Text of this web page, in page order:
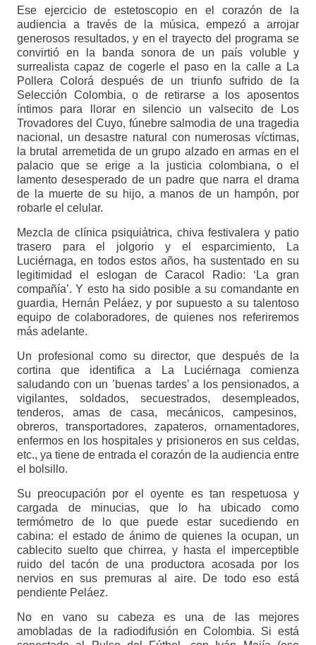
Ese ejercicio de estetoscopio en el corazón de la
audiencia a través de la música, empezó a arrojar
generosos resultados, y en el trayecto del programa se
convirtió en la banda sonora de un país voluble y
surrealista capaz de cogerle el paso en la calle a La
Pollera Colorá después de un triunfo sufrido de la
Selección Colombia, o de retirarse a los aposentos
íntimos para llorar en silencio un valsecito de Los
Trovadores del Cuyo, fúnebre salmodia de una tragedia
nacional, un desastre natural con numerosas víctimas,
la brutal arremetida de un grupo alzado en armas en el
palacio que se erige a la justicia colombiana, o el
lamento desesperado de un padre que narra el drama
de la muerte de su hijo, a manos de un hampón, por
robarle el celular.
Mezcla de clínica psiquiátrica, chiva festivalera y patio
trasero para el jolgorio y el esparcimiento, La
Luciérnaga, en todos estos años, ha sustentado en su
legitimidad el eslogan de Caracol Radio: ‘La gran
compañía’. Y esto ha sido posible a su comandante en
guardia, Hernán Peláez, y por supuesto a su talentoso
equipo de colaboradores, de quienes nos referiremos
más adelante.
Un profesional como su director, que después de la
cortina que identifica a La Luciérnaga comienza
saludando con un ’buenas tardes’ a los pensionados, a
vigilantes, soldados, secuestrados, desempleados,
tenderos, amas de casa, mecánicos, campesinos,
obreros, transportadores, zapateros, ornamentadores,
enfermos en los hospitales y prisioneros en sus celdas,
etc., ya tiene de entrada el corazón de la audiencia entre
el bolsillo.
Su preocupación por el oyente es tan respetuosa y
cargada de minucias, que lo ha ubicado como
termómetro de lo que puede estar sucediendo en
cabina: el estado de ánimo de quienes la ocupan, un
cablecito suelto que chirrea, y hasta el imperceptible
ruido del tacón de una productora acosada por los
nervios en sus premuras al aire. De todo eso está
pendiente Peláez.
No en vano su cabeza es una de las mejores
amobladas de la radiodifusión en Colombia. Si está